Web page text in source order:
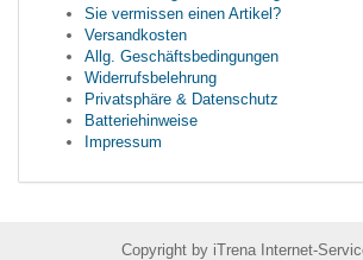
Sie vermissen einen Artikel?
Versandkosten
Allg. Geschäftsbedingungen
Widerrufsbelehrung
Privatsphäre & Datenschutz
Batteriehinweise
Impressum
Copyright by iTrena Internet-